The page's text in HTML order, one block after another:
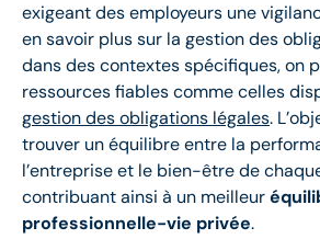
exigeant des employeurs une
en savoir plus sur la gestion des
dans des contextes spécifiques, on
ressources fiables comme celles
gestion des obligations légales.
trouver un équilibre entre la
l’entreprise et le bien-être de
contribuant ainsi à un meilleur
professionnelle-vie privée.